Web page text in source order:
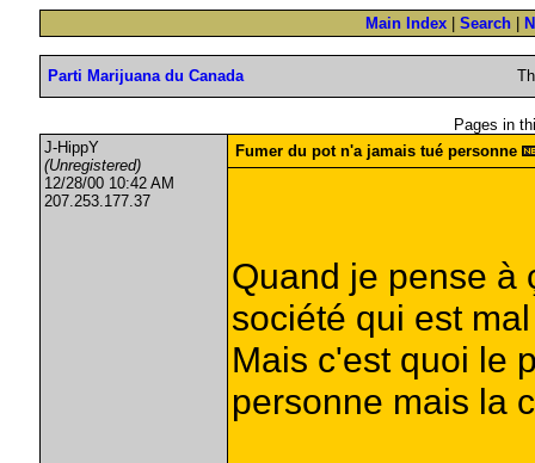
Main Index Search
Parti Marijuana du Canada
Pages in
J-HippY
(Unregistered)
12/28/00 10:42 AM
207.253.177.37
Fumer du pot n'a jamais tué personne
Quand je pense à
société qui est
Mais c'est quoi le
personne mais la